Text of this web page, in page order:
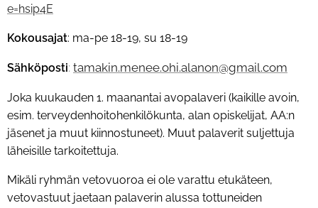
e=hsip4E
Kokousajat: ma-pe 18-19, su 18-19
Sähköposti: tamakin.menee.ohi.alanon@gmail.com
Joka kuukauden 1. maanantai avopalaveri (kaikille avoin,
esim. terveydenhoitohenkilökunta, alan opiskelijat, AA:n
jäsenet ja muut kiinnostuneet). Muut palaverit suljettuja
läheisille tarkoitettuja.
Mikäli ryhmän vetovuoroa ei ole varattu etukäteen,
vetovastuut jaetaan palaverin alussa tottuneiden